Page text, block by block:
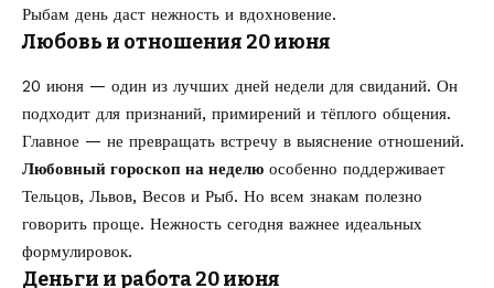
Рыбам день даст нежность и вдохновение.
Любовь и отношения 20 июня
20 июня — один из лучших дней недели для свиданий. Он
подходит для признаний, примирений и тёплого общения.
Главное — не превращать встречу в выяснение отношений.
Любовный гороскоп на неделю особенно поддерживает
Тельцов, Львов, Весов и Рыб. Но всем знакам полезно
говорить проще. Нежность сегодня важнее идеальных
формулировок.
Деньги и работа 20 июня